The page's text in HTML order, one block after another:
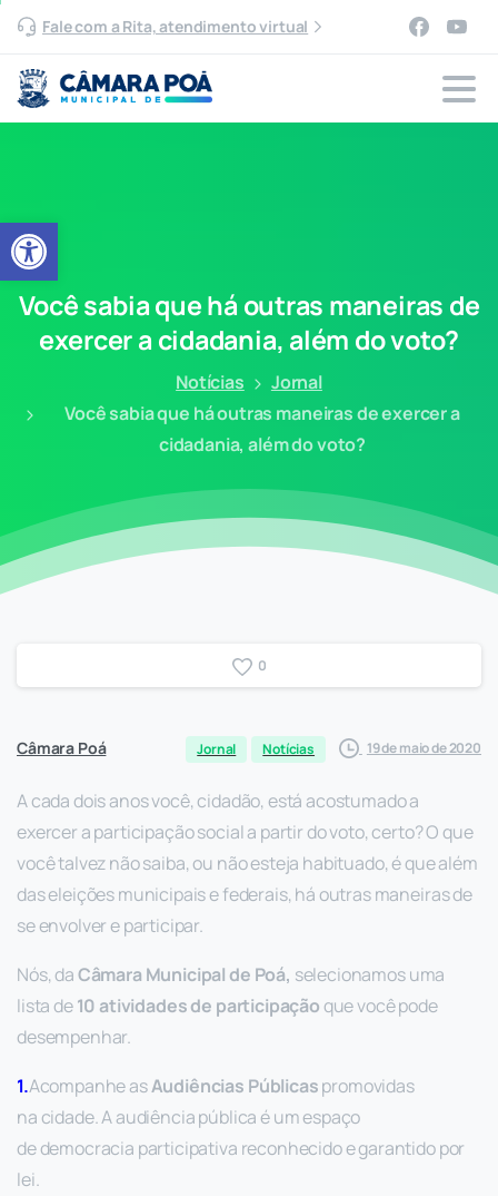
Abrir a barra de ferramentas
Fale com a Rita, atendimento virtual
Vocêsabiaquehá outras maneiras de
exercera cidadania, além dovoto?
Notícias
Jornal
Você sabia que há outras maneiras de exercer a
cidadania, além do voto?
0
Câmara Poá Jornal Notícias 19 de maio de 2020
A cada dois anos você, cidadão, está acostumado a
exercer a participação social a partir do voto, certo? O que
você talvez não saiba, ou não esteja habituado, é que além
das eleições municipais e federais, há outras maneiras de
se envolver e participar.
Nós, daCâmara Municipal de Poá, selecionamos uma
lista de10 atividades de participaçãoque você pode
desempenhar.
1.Acompanhe asAudiências Públicaspromovidas
na cidade. A audiência pública é um espaço
de democracia participativa reconhecido e garantido por
lei.